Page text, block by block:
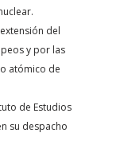
del
y por las
atómico de
de Estudios
su despacho